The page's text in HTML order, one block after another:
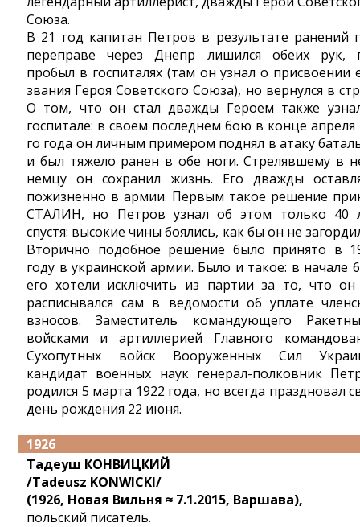
Союза.
В 21 год капитан Петров в результате ранений
переправе через Днепр лишился обеих рук,
пробыл в госпиталях (там он узнал о присвоении
звания Героя Советского Союза), но вернулся в
О том, что он стал дважды Героем также
госпитале: в своем последнем бою в конце апреля
го года он личным примером поднял в атаку
и был тяжело ранен в обе ноги. Стрелявшему в
немцу он сохранил жизнь. Его дважды
пожизненно в армии. Первым такое решение
СТАЛИН, но Петров узнал об этом только 40
спустя: высокие чины боялись, как бы он не
Вторично подобное решение было принято в
году в украинской армии. Было и такое: в начале
его хотели исключить из партии за то, что
расписывался сам в ведомости об уплате
взносов. Заместитель командующего
войсками и артиллерией Главного
Сухопутных войск Вооруженных Сил
кандидат военных наук генерал-полковник
родился 5 марта 1922 года, но всегда праздновал
день рождения 22 июня.
1926
Тадеуш КОНВИЦКИЙ
/Tadeusz KONWICKI/
(1926, Новая Вильня ≈ 7.1.2015, Варшава),
польский писатель.